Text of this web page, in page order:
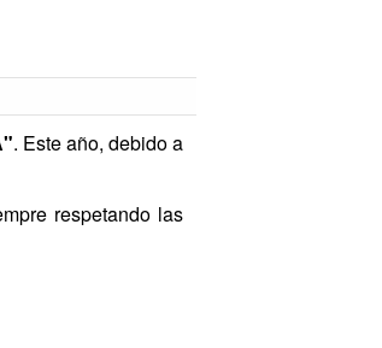
. Este año, debido a
respetando las